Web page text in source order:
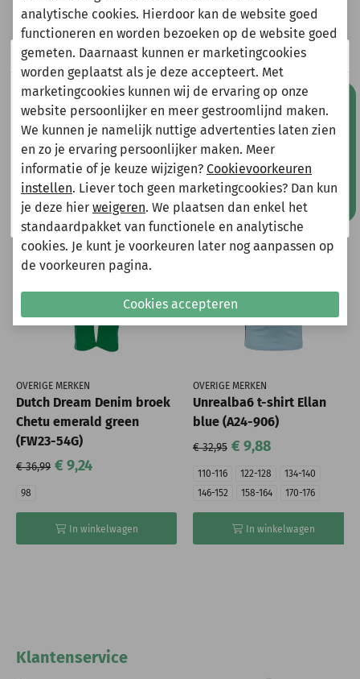
Heeft u vragen?
Stuur een e-mail
info@miniandmore.nl
Andere bekeken ook
Wellicht ook iets voor jou?
-75%
OVERIGE MERKEN
Dutch Dream Denim broek
Chetu emerald green
(FW23-54G)
€ 36,99 € 9,24
98
In winkelwagen
-70%
OVERIGE MERKEN
Unrealba6 t-shirt Ellan
blue (A24-906)
€ 32,95 € 9,88
110-116 122-128
134-140
146-152
158-164 170-176
In winkelwagen
Klantenservice
Mis geen aanbiedingen!
Wij zijn er even tussenuit!
Natuurlijk kun je wel gewoon een bestelling plaatsen
maar deze wordt dan maandag 10 augustus
verzonden.
Gelieve hier rekening mee te houden bij het plaatsen
van je bestelling.
Shop nu!
analytische cookies. Hierdoor kan de website goed
functioneren en worden bezoeken op de website goed
gemeten. Daarnaast kunnen er marketingcookies
worden geplaatst als je deze accepteert. Met
marketingcookies kunnen wij de ervaring op onze
website persoonlijker en meer gestroomlijnd maken.
We kunnen je namelijk nuttige advertenties laten zien
en zo je ervaring persoonlijker maken. Meer
informatie of je keuze wijzigen? Cookievoorkeuren
instellen. Liever toch geen marketingcookies? Dan kun
je deze hier weigeren. We plaatsen dan enkel het
standaardpakket van functionele en analytische
cookies. Je kunt je voorkeuren later nog aanpassen op
de voorkeuren pagina.
Cookies accepteren